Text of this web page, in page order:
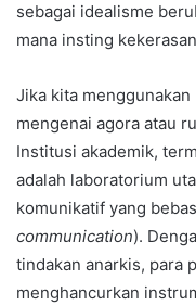
sebagai idealisme
mana insting
Jika kita
mengenai agora atau
Institusi akademik,
adalah laboratorium
komunikatif yang
communication).
tindakan anarkis, para
menghancurkan